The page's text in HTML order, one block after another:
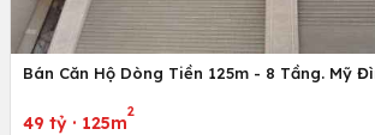
Bán Căn Hộ Dòng Tiền 125m - 8 Tầng. Mỹ
49 tỷ · 125m
2